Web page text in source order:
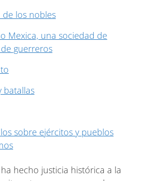
de los nobles
Mexica, una sociedad de
guerreros
batallas
sobre ejércitos y pueblos
hecho justicia histórica a la